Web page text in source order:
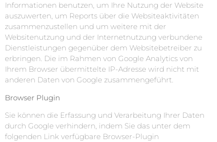
Informationen benutzen, um Ihre Nutzung der Website
auszuwerten, um Reports über die Websiteaktivitäten
zusammenzustellen und um weitere mit der
Websitenutzung und der Internetnutzung verbundene
Dienstleistungen gegenüber dem Websitebetreiber zu
erbringen. Die im Rahmen von Google Analytics von
Ihrem Browser übermittelte IP-Adresse wird nicht mit
anderen Daten von Google zusammengeführt.
Browser Plugin
Sie können die Erfassung und Verarbeitung Ihrer Daten
durch Google verhindern, indem Sie das unter dem
folgenden Link verfügbare Browser-Plugin